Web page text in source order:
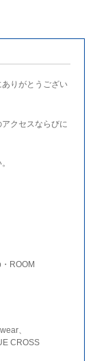
りがとうござい
クセスならびに
ROOM
、
CROSS